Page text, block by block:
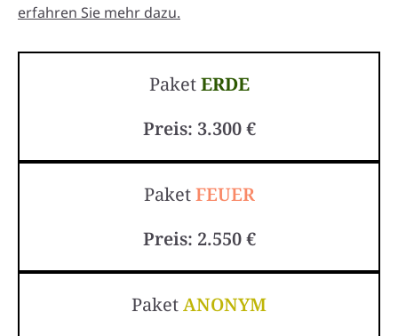
erfahren Sie mehr dazu.
PaketERDE
Preis: 3.300 €
PaketFEUER
Preis: 2.550 €
PaketANONYM